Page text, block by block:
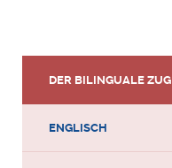
DER BILINGUALE ZUG
ENGLISCH